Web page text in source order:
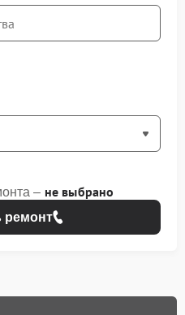
ремонт
– не выбрано